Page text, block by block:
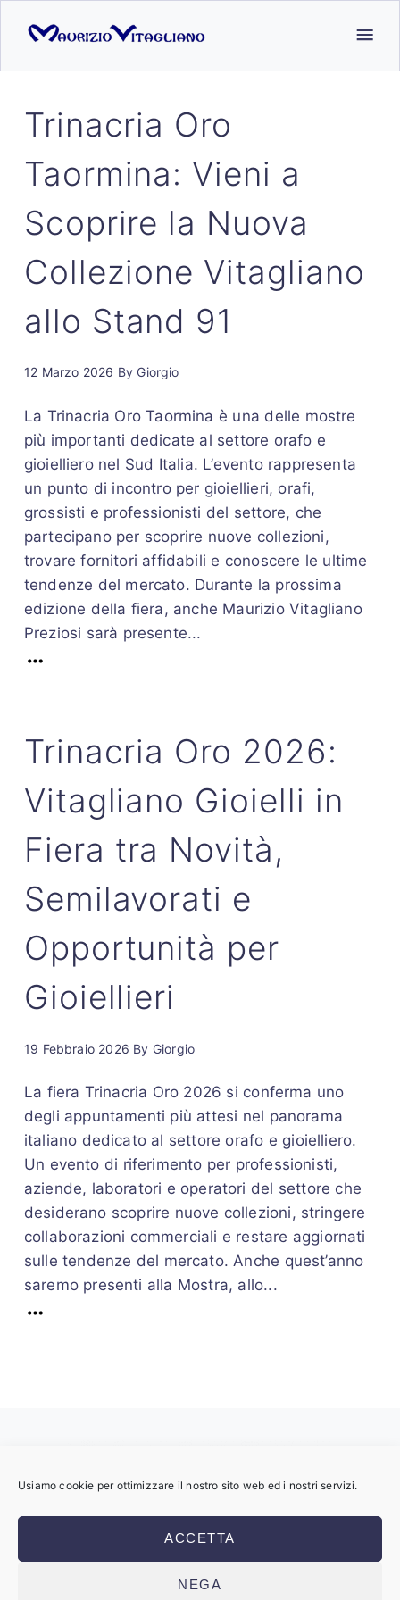
Usiamo cookie per ottimizzare il nostro sito web ed i nostri servizi.
ACCETTA
NEGA
Trinacria Oro
Taormina: Vieni a
Scoprire la Nuova
Collezione Vitagliano
allo Stand 91
12 Marzo 2026 By Giorgio
La Trinacria Oro Taormina è una delle mostre
più importanti dedicate al settore orafo e
gioielliero nel Sud Italia. L’evento rappresenta
un punto di incontro per gioiellieri, orafi,
grossisti e professionisti del settore, che
partecipano per scoprire nuove collezioni,
trovare fornitori affidabili e conoscere le ultime
tendenze del mercato. Durante la prossima
edizione della fiera, anche Maurizio Vitagliano
Preziosi sarà presente...
Trinacria Oro 2026:
Vitagliano Gioielli in
Fiera tra Novità,
Semilavorati e
Opportunità per
Gioiellieri
19 Febbraio 2026 By Giorgio
La fiera Trinacria Oro 2026 si conferma uno
degli appuntamenti più attesi nel panorama
italiano dedicato al settore orafo e gioielliero.
Un evento di riferimento per professionisti,
aziende, laboratori e operatori del settore che
desiderano scoprire nuove collezioni, stringere
collaborazioni commerciali e restare aggiornati
sulle tendenze del mercato. Anche quest’anno
saremo presenti alla Mostra, allo...
Copyright © 2023 Maurizio Vitagliano
SRL
Partita IVA: 06861051214